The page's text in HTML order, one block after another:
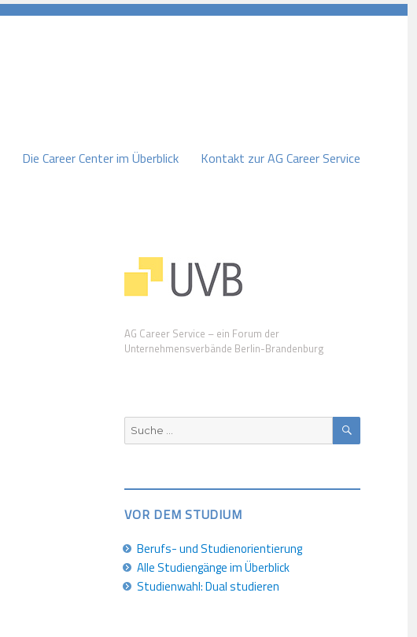
Die Career Center im Überblick Kontakt zur AG Career Service
AG Career Service – ein Forum der
Unternehmensverbände Berlin-Brandenburg
Suche
nach:
SUCHEN
VOR DEM STUDIUM
Berufs- und Studienorientierung
Alle Studiengänge im Überblick
Studienwahl: Dual studieren